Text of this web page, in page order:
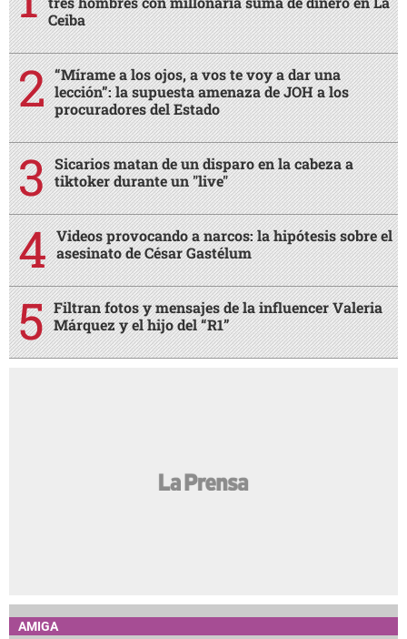
Ceiba
“Mírame a los ojos, a vos te voy a dar una
lección”: la supuesta amenaza de JOH a los
procuradores del Estado
Sicarios matan de un disparo en la cabeza a
tiktoker durante un "live"
Videos provocando a narcos: la hipótesis sobre el
asesinato de César Gastélum
Filtran fotos y mensajes de la influencer Valeria
Márquez y el hijo del “R1”
AMIGA